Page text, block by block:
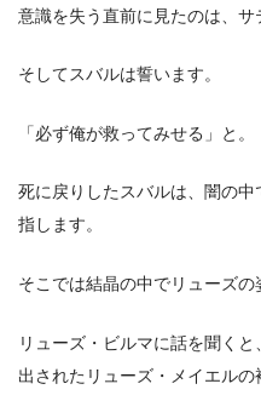
意識を失う直前に見たのは、サ
そしてスバルは誓います。
「必ず俺が救ってみせる」と。
死に戻りしたスバルは、闇の
指します。
そこでは結晶の中でリューズの
リューズ・ビルマに話を聞く
出されたリューズ・メイエルの